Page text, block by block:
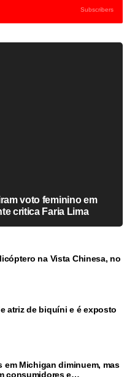
Subscribers
voto feminino em
critica Faria Lima
na Vista Chinesa, no
atriz de biquíni e é exposto
em Michigan diminuem, mas
consumidores e